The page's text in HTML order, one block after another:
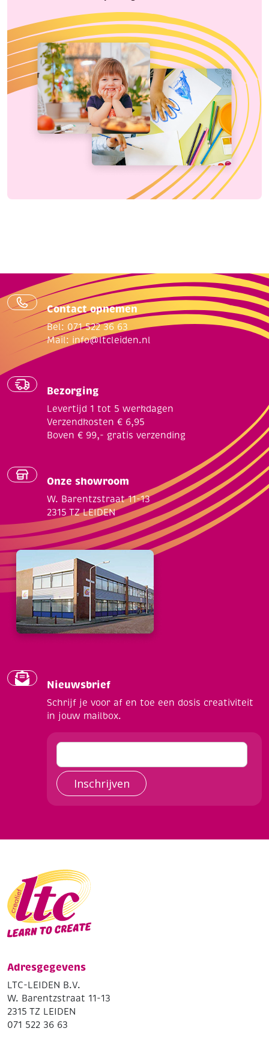
Contact opnemen
Bel: 071 522 36 63
Mail: info@ltcleiden.nl
Bezorging
Levertijd 1 tot 5 werkdagen
Verzendkosten € 6,95
Boven € 99,- gratis verzending
Onze showroom
W. Barentzstraat 11-13
2315 TZ LEIDEN
Nieuwsbrief
Schrijf je voor af en toe een dosis creativiteit
in jouw mailbox.
Inschrijven
Adresgegevens
LTC-LEIDEN B.V.
W. Barentzstraat 11-13
2315 TZ LEIDEN
071 522 36 63